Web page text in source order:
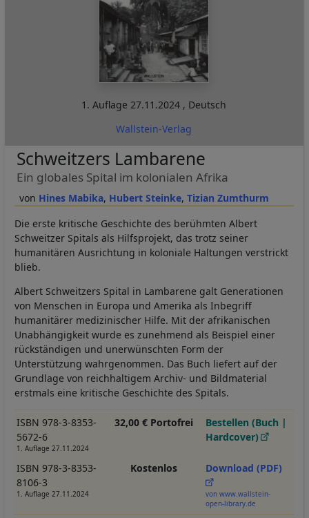
1. Auflage 27.11.2024 , Deutsch
Wallstein-Verlag
Hines Mabika Hubert Steinke Tizian Zumthurm
Schweitzers Lambarene
Ein globales Spital im kolonialen Afrika
Die erste kritische Geschichte des berühmten Albert
Schweitzer Spitals als Hilfsprojekt, das trotz seiner
humanitären Ausrichtung in koloniale Haltungen verstrickt
blieb.
Albert Schweitzers Spital in Lambarene galt Generationen
von Menschen in Europa und Amerika als Inbegriff
humanitärer medizinischer Hilfe. Mit der afrikanischen
Unabhängigkeit wurde es zunehmend als Beispiel einer
rückständigen und unerwünschten Form der
Unterstützung wahrgenommen. Das Buch liefert auf der
Grundlage von reichhaltigem Archiv- und Bildmaterial
erstmals eine kritische Geschichte des Spitals.
ISBN 978-3-8353-
5672-6
1. Auflage 27.11.2024
32,00 € Portofrei
Bestellen (Buch |
Hardcover)
ISBN 978-3-8353-
8106-3
1. Auflage 27.11.2024
Kostenlos Download (PDF)
von www.wallstein-
open-library.de